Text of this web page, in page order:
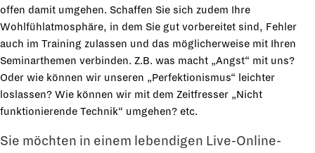
offen damit umgehen. Schaffen Sie sich zudem Ihre
Wohlfühlatmosphäre, in dem Sie gut vorbereitet sind, Fehler
auch im Training zulassen und das möglicherweise mit Ihren
Seminarthemen verbinden. Z.B. was macht „Angst“ mit uns?
Oder wie können wir unseren „Perfektionismus“ leichter
loslassen? Wie können wir mit dem Zeitfresser „Nicht
funktionierende Technik“ umgehen? etc.
Sie möchten in einem lebendigen Live-Online-